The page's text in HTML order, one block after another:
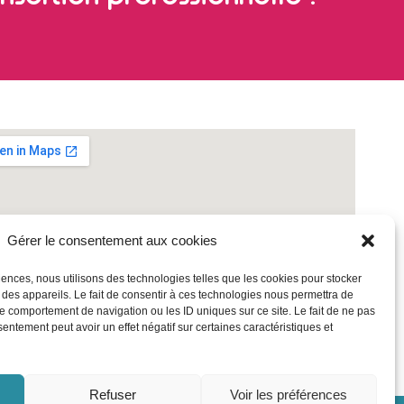
Gérer le consentement aux cookies
nous utilisons des technologies telles que les cookies pour stocker
appareils. Le fait de consentir à ces technologies nous permettra de
comportement de navigation ou les ID uniques sur ce site. Le fait de ne pas
peut avoir un effet négatif sur certaines caractéristiques et
Refuser Voir les préférences